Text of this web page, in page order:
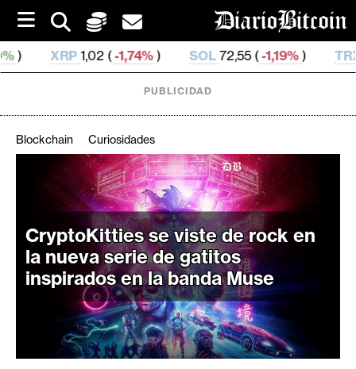
i
p
t
o
1,02 ( -1,74% ) SOL72,55 ( -1,19%) TRX0,327 666 (
r
p
t
o
r
c
PUBLICIDAD
Blockchain Curiosidades
CryptoKitties se viste de rock en
la nueva serie de gatitos
inspirados en la banda Muse